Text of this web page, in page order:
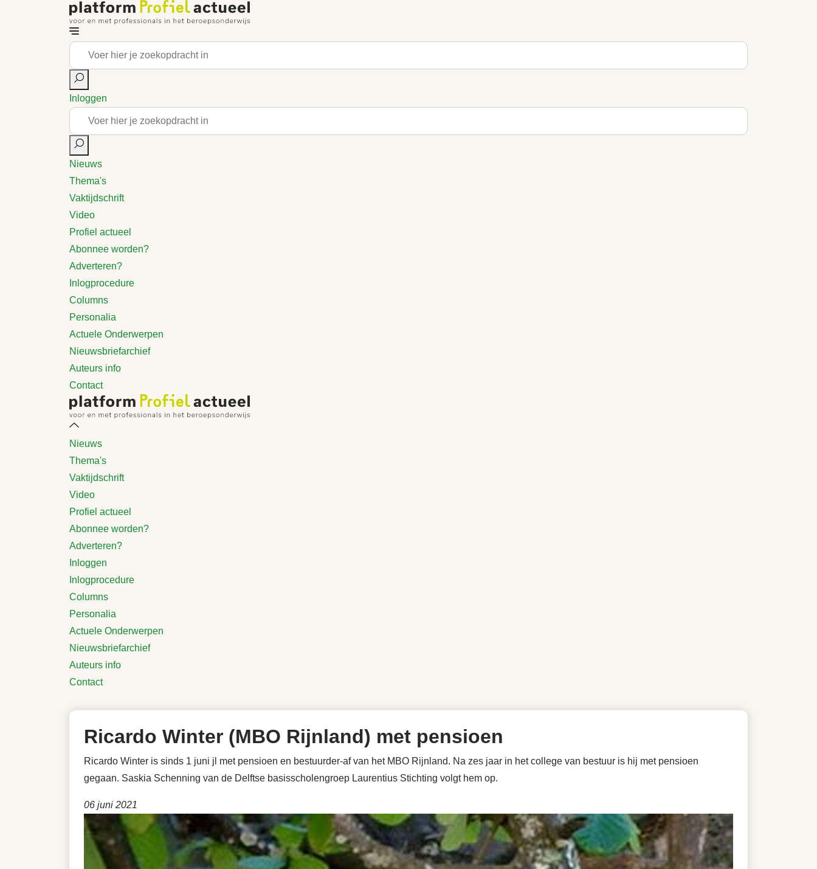
Inloggen
Nieuws
Thema's
Vaktijdschrift
Video
Profiel actueel
Abonnee worden?
Adverteren?
Inlogprocedure
Columns
Personalia
Actuele Onderwerpen
Nieuwsbriefarchief
Auteurs info
Contact
Nieuws
Thema's
Vaktijdschrift
Video
Profiel actueel
Abonnee worden?
Adverteren?
Inloggen
Inlogprocedure
Columns
Personalia
Actuele Onderwerpen
Nieuwsbriefarchief
Auteurs info
Contact
Ricardo Winter (MBO Rijnland) met pensioen
Ricardo Winter is sinds 1 juni jl met pensioen en bestuurder-af van het MBO Rijnland. Na zes jaar in het college van bestuur is hij met pensioen
gegaan. Saskia Schenning van de Delftse basisscholengroep Laurentius Stichting volgt hem op.
06 juni 2021